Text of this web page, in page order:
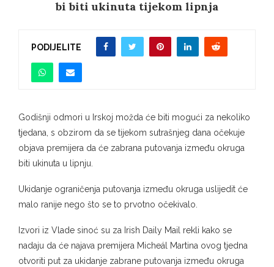
bi biti ukinuta tijekom lipnja
PODIJELITE
Godišnji odmori u Irskoj možda će biti mogući za nekoliko
tjedana, s obzirom da se tijekom sutrašnjeg dana očekuje
objava premijera da će zabrana putovanja između okruga
biti ukinuta u lipnju.
Ukidanje ograničenja putovanja između okruga uslijedit će
malo ranije nego što se to prvotno očekivalo.
Izvori iz Vlade sinoć su za Irish Daily Mail rekli kako se
nadaju da će najava premijera Micheál Martina ovog tjedna
otvoriti put za ukidanje zabrane putovanja između okruga